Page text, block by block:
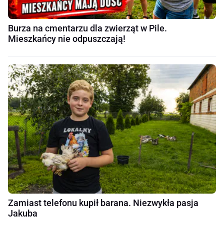
Burza na cmentarzu dla zwierząt w Pile.
Mieszkańcy nie odpuszczają!
Zamiast telefonu kupił barana. Niezwykła pasja
Jakuba